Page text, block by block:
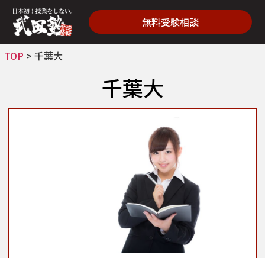
無料受験相談
TOP > 千葉大
千葉大